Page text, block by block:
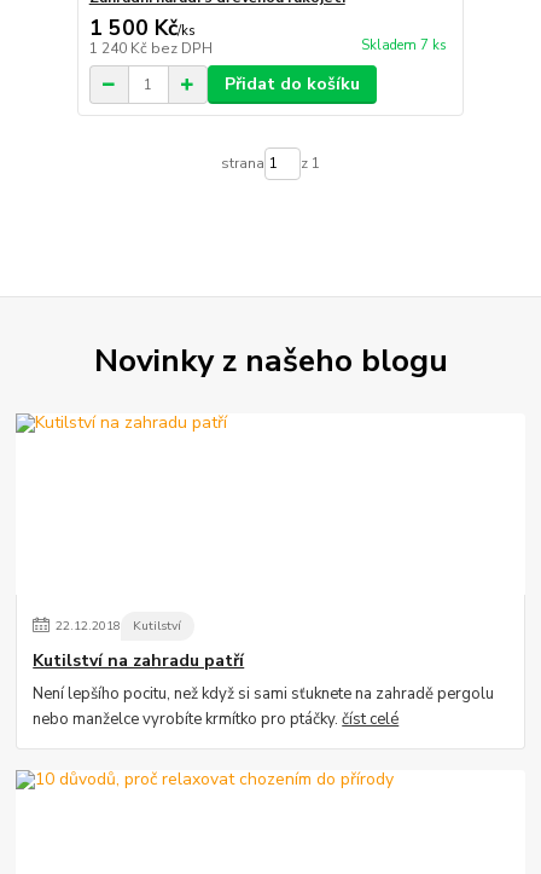
1 500 Kč/ks
1 240 Kč bez DPH Skladem 7 ks
Přidat do košíku
strana z 1
Novinky z našeho blogu
22.12.2018 Kutilství
Kutilství na zahradu patří
Není lepšího pocitu, než když si sami sťuknete na zahradě pergolu
nebo manželce vyrobíte krmítko pro ptáčky.číst celé
Powered by chaterimo